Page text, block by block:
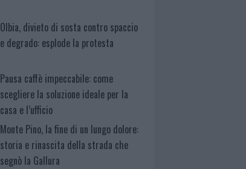
Olbia, divieto di sosta contro spaccio
e degrado: esplode la protesta
Pausa caffè impeccabile: come
scegliere la soluzione ideale per la
casa e l’ufficio
Monte Pino, la fine di un lungo dolore:
storia e rinascita della strada che
segnò la Gallura